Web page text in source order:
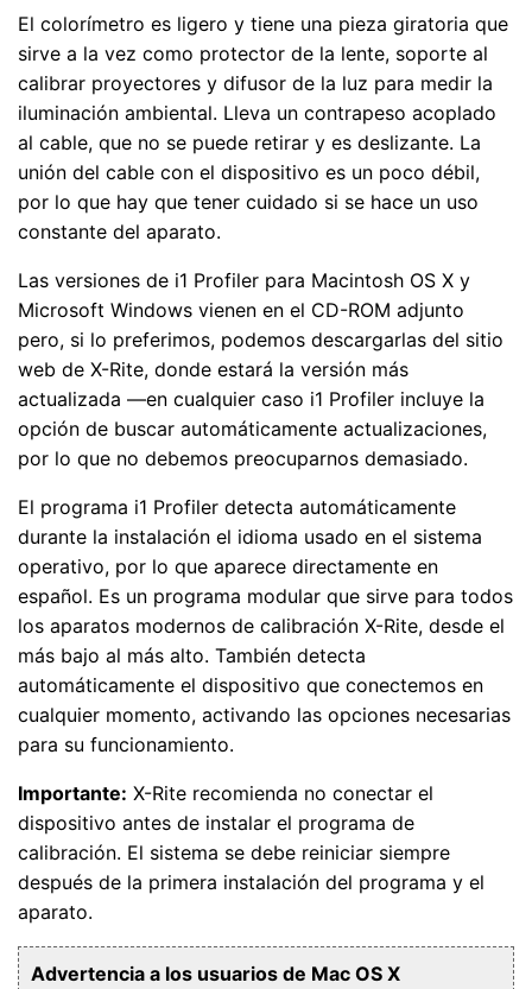
El colorímetro es ligero y tiene una pieza giratoria que
sirve a la vez como protector de la lente, soporte al
calibrar proyectores y difusor de la luz para medir la
iluminación ambiental. Lleva un contrapeso acoplado
al cable, que no se puede retirar y es deslizante. La
unión del cable con el dispositivo es un poco débil,
por lo que hay que tener cuidado si se hace un uso
constante del aparato.
Las versiones de i1 Profiler para Macintosh OS X y
Microsoft Windows vienen en el CD-ROM adjunto
pero, si lo preferimos, podemos descargarlas del sitio
web de X-Rite, donde estará la versión más
actualizada —en cualquier caso i1 Profiler incluye la
opción de buscar automáticamente actualizaciones,
por lo que no debemos preocuparnos demasiado.
El programa i1 Profiler detecta automáticamente
durante la instalación el idioma usado en el sistema
operativo, por lo que aparece directamente en
español. Es un programa modular que sirve para todos
los aparatos modernos de calibración X-Rite, desde el
más bajo al más alto. También detecta
automáticamente el dispositivo que conectemos en
cualquier momento, activando las opciones necesarias
para su funcionamiento.
Importante: X-Rite recomienda no conectar el
dispositivo antes de instalar el programa de
calibración. El sistema se debe reiniciar siempre
después de la primera instalación del programa y el
aparato.
Advertencia a los usuarios de Mac OS X